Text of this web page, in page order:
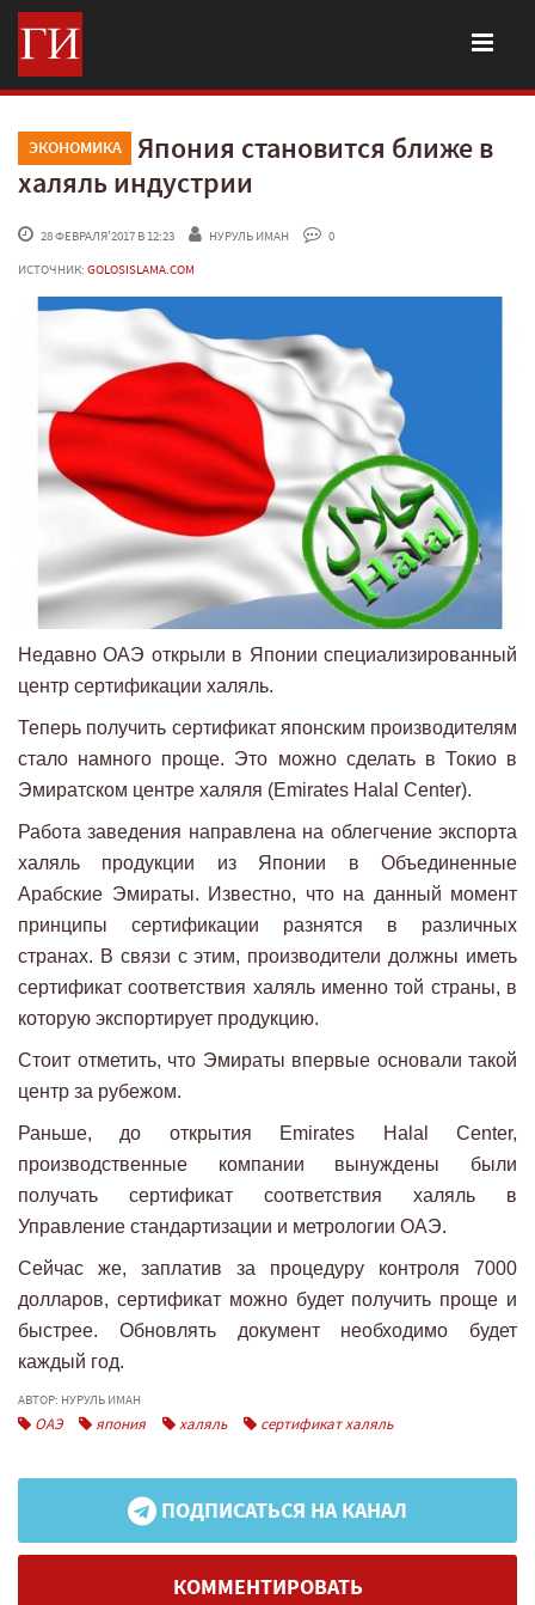
ЭКОНОМИКА
Япония становится ближе в
халяль индустрии
28 ФЕВРАЛЯ'2017 В 12:23 НУРУЛЬ ИМАН
0
ИСТОЧНИК: GOLOSISLAMA.COM
Недавно ОАЭ открыли в Японии специализированный
центр сертификации халяль.
Теперь получить сертификат японским производителям
стало намного проще. Это можно сделать в Токио в
Эмиратском центре халяля (Emirates Halal Center).
Работа заведения направлена на облегчение экспорта
халяль продукции из Японии в Объединенные
Арабские Эмираты. Известно, что на данный момент
принципы сертификации разнятся в различных
странах. В связи с этим, производители должны иметь
сертификат соответствия халяль именно той страны, в
которую экспортирует продукцию.
Стоит отметить, что Эмираты впервые основали такой
центр за рубежом.
Раньше, до открытия Emirates Halal Center,
производственные компании вынуждены были
получать сертификат соответствия халяль в
Управление стандартизации и метрологии ОАЭ.
Сейчас же, заплатив за процедуру контроля 7000
долларов, сертификат можно будет получить проще и
быстрее. Обновлять документ необходимо будет
каждый год.
АВТОР: НУРУЛЬ ИМАН
ОАЭ япония халяль сертификат халяль
ПОДПИСАТЬСЯ НА КАНАЛ
КОММЕНТИРОВАТЬ